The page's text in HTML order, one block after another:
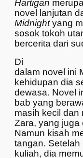
Hartigan
novel lanjutan
Midnightyang
sosok tokoh
bercerita dari
Di
dalam novel ini
kehidupan dia
dewasa. Novel
bab yang
masih kecil dan
Zara, yang juga
Namun kisah
tangan.
kuliah, dia